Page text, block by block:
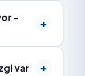
–
var